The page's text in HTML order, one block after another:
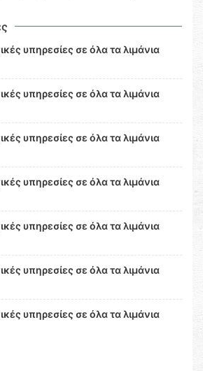
υπηρεσίες σε όλα τα λιμάνια
υπηρεσίες σε όλα τα λιμάνια
υπηρεσίες σε όλα τα λιμάνια
υπηρεσίες σε όλα τα λιμάνια
υπηρεσίες σε όλα τα λιμάνια
υπηρεσίες σε όλα τα λιμάνια
υπηρεσίες σε όλα τα λιμάνια